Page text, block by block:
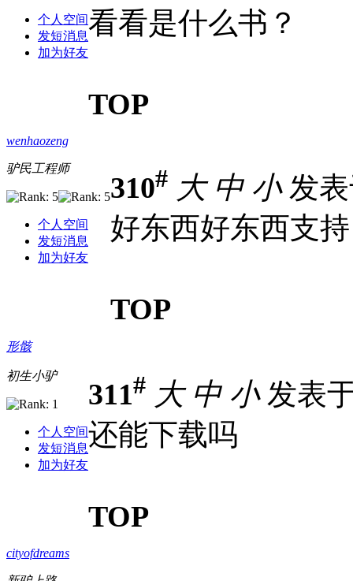
个人空间
发短消息
加为好友
看看是什么书？
TOP
wenhaozeng
驴民工程师
个人空间
发短消息
加为好友
310# 大 中 小发表
好东西好东西支持
TOP
形骸
初生小驴
个人空间
发短消息
加为好友
311# 大 中 小发表
还能下载吗
TOP
cityofdreams